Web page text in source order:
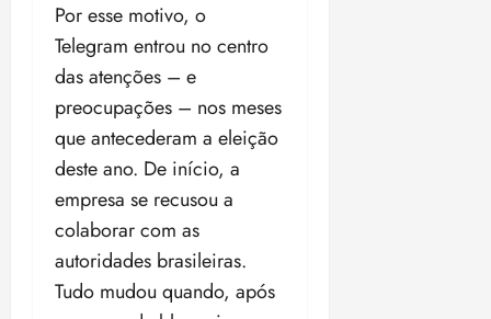
Por esse motivo, o
Telegram entrou no centro
das atenções – e
preocupações – nos meses
que antecederam a eleição
deste ano. De início, a
empresa se recusou a
colaborar com as
autoridades brasileiras.
Tudo mudou quando, após